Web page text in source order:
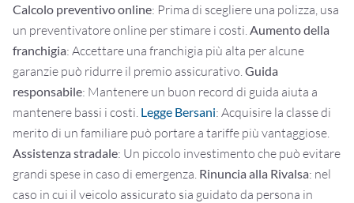
Calcolo preventivo online: Prima di scegliere una polizza, usa
un preventivatore online per stimare i costi. Aumento della
franchigia: Accettare una franchigia più alta per alcune
garanzie può ridurre il premio assicurativo. Guida
responsabile: Mantenere un buon record di guida aiuta a
mantenere bassi i costi. Legge Bersani: Acquisire la classe di
merito di un familiare può portare a tariffe più vantaggiose.
Assistenza stradale: Un piccolo investimento che può evitare
grandi spese in caso di emergenza. Rinuncia alla Rivalsa: nel
caso in cui il veicolo assicurato sia guidato da persona in